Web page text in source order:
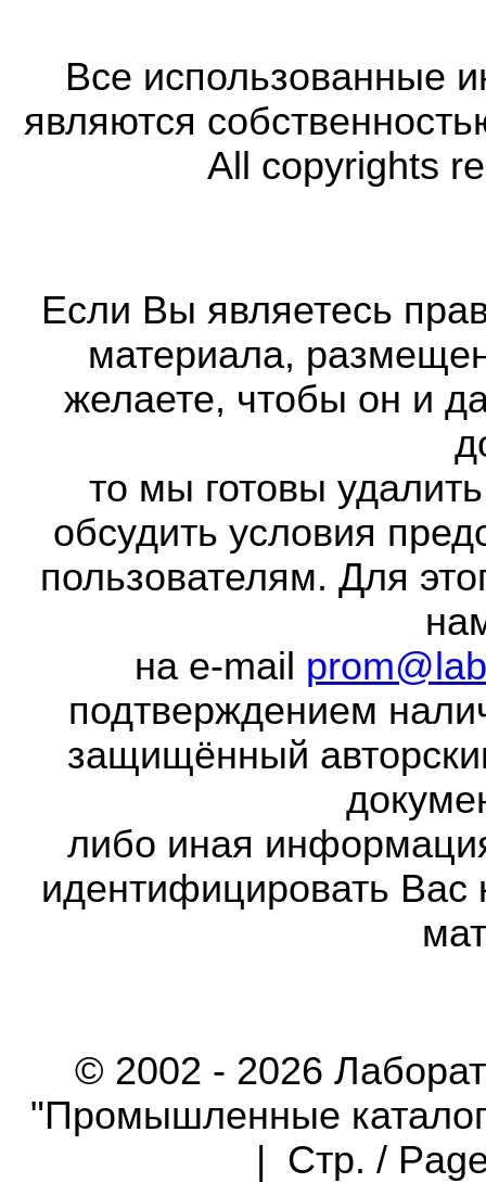
Все использованные
являются
All copyrights
Если Вы являетесь
материала,
желаете, чтобы он и
то мы готовы
обсудить условия
пользователям. Для
на e-mail
подтверждением
защищённый
либо иная
идентифицировать Вас
© 2002 - 2026
"Промышленные
| Стр. /